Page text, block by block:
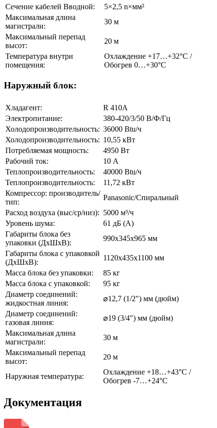
Сечение кабелей Вводной:
5×2,5 n×мм²
Максимальная длина
магистрали:
30 м
Максимальный перепад
высот:
20 м
Температура внутри
помещения:
Охлаждение +17…+32°С /
Обогрев 0…+30°С
Наружный блок:
Хладагент:
R 410A
Электропитание:
380-420/3/50 В/Ф/Гц
Холодопроизводительность: 36000 Btu/ч
Холодопроизводительность: 10,55 кВт
Потребляемая мощность:
4950 Вт
Рабочий ток:
10 А
Теплопроизводительность:
40000 Btu/ч
Теплопроизводительность:
11,72 кВт
Компрессор: производитель/
тип:
Panasonic/Спиральный
Расход воздуха (выс/ср/низ): 5000 м³/ч
Уровень шума:
61 дБ (А)
Габариты блока без
упаковки (ДхШхВ):
990x345x965 мм
Габариты блока с упаковкой
(ДхШхВ):
1120x435x1100 мм
Масса блока без упаковки:
85 кг
Масса блока с упаковкой:
95 кг
Диаметр соединений:
жидкостная линия:
⌀12,7 (1/2") мм (дюйм)
Диаметр соединений:
газовая линия:
⌀19 (3/4") мм (дюйм)
Максимальная длина
магистрали:
30 м
Максимальный перепад
высот:
20 м
Наружная температура:
Охлаждение +18…+43°С /
Обогрев -7…+24°С
Документация